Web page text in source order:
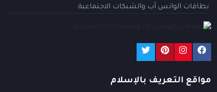
بطاقات الواتس آب والشبكات الاجتماعية
مواقع التعريف بالإسلام